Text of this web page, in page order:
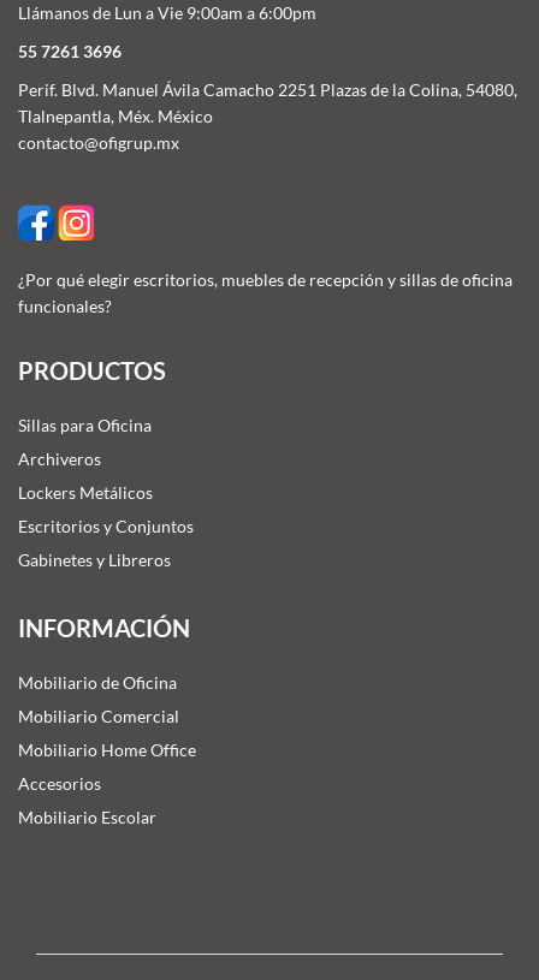
Llámanos de Lun a Vie 9:00am a 6:00pm
55 7261 3696
Perif. Blvd. Manuel Ávila Camacho 2251 Plazas de la Colina, 54080,
Tlalnepantla, Méx. México
contacto@ofigrup.mx
¿Por qué elegir escritorios, muebles de recepción y sillas de oficina
funcionales?
PRODUCTOS
Sillas para Oficina
Archiveros
Lockers Metálicos
Escritorios y Conjuntos
Gabinetes y Libreros
INFORMACIÓN
Mobiliario de Oficina
Mobiliario Comercial
Mobiliario Home Office
Accesorios
Mobiliario Escolar